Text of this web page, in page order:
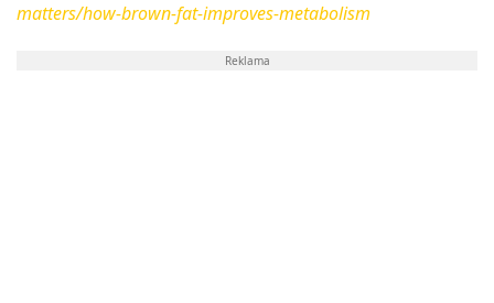
matters/how-brown-fat-improves-metabolism
Reklama